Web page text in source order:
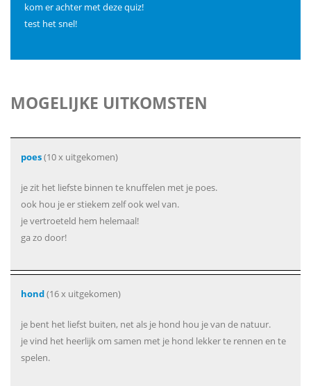
kom er achter met deze quiz!
test het snel!
MOGELIJKE UITKOMSTEN
poes(10 x uitgekomen)
je zit het liefste binnen te knuffelen met je poes.
ook hou je er stiekem zelf ook wel van.
je vertroeteld hem helemaal!
ga zo door!
hond(16 x uitgekomen)
je bent het liefst buiten, net als je hond hou je van de natuur.
je vind het heerlijk om samen met je hond lekker te rennen en te
spelen.